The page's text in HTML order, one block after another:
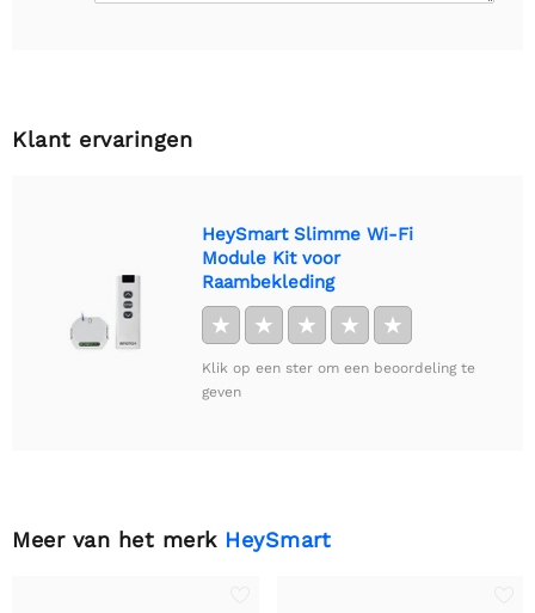
Klant ervaringen
HeySmart Slimme Wi-Fi
Module Kit voor
Raambekleding
★ ★ ★ ★ ★
Klik op een ster om een beoordeling te
geven
Meer van het merk HeySmart